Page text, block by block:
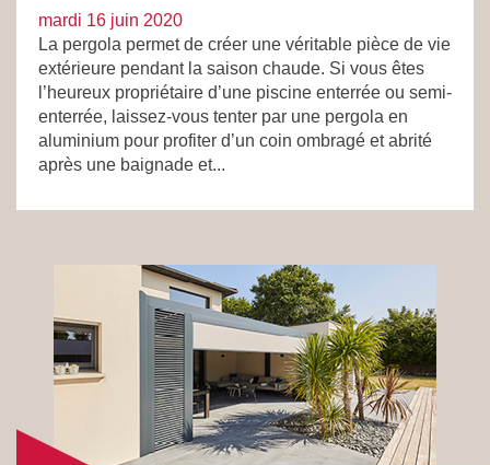
mardi 16 juin 2020
La pergola permet de créer une véritable pièce de vie
extérieure pendant la saison chaude. Si vous êtes
l’heureux propriétaire d’une piscine enterrée ou semi-
enterrée, laissez-vous tenter par une pergola en
aluminium pour profiter d’un coin ombragé et abrité
après une baignade et...